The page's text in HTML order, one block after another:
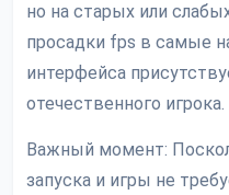
но на старых или
просадки fps в самые
интерфейса
отечественного игрока.
Важный момент:
запуска и игры не